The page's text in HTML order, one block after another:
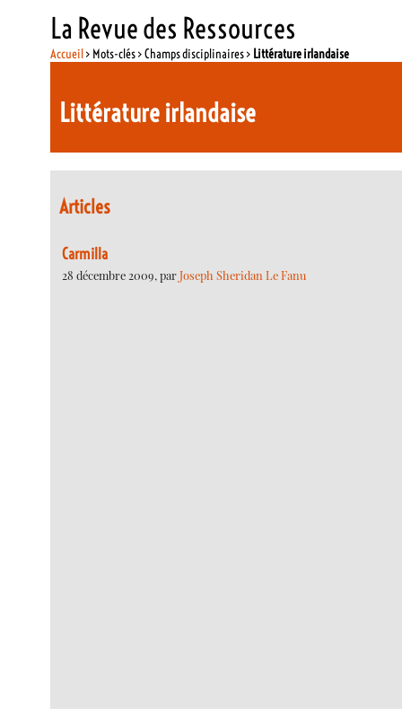
La Revue des Ressources
Accueil> Mots-clés > Champs disciplinaires > Littérature irlandaise
Littérature irlandaise
Articles
Carmilla
28 décembre 2009, parJoseph Sheridan Le Fanu